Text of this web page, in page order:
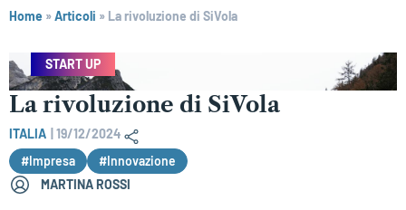
Home »Articoli » La rivoluzione di SiVola
START UP
La rivoluzione di SiVola
ITALIA
19/12/2024
#Impresa
#Innovazione
MARTINA ROSSI